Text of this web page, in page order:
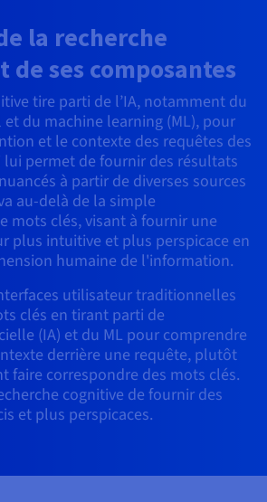
Quantum
Sécurité
Opérations
Cloud
& IaC
métier
web ?
ligne
la recherche
ses composantes
tire parti de l’IA, notamment du
du machine learning (ML), pour
et le contexte des requêtes des
permet de fournir des résultats
à partir de diverses sources
au-delà de la simple
mots clés, visant à fournir une
plus intuitive et plus perspicace en
humaine de l'information.
utilisateur traditionnelles
clés en tirant parti de
(IA) et du ML pour comprendre
derrière une requête, plutôt
faire correspondre des mots clés.
cognitive de fournir des
et plus perspicaces.